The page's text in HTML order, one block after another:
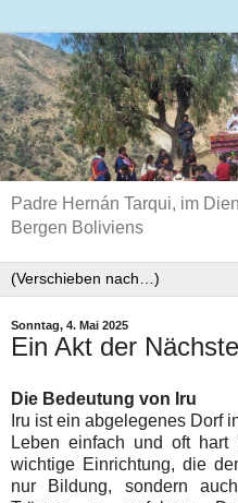
Padre Hernán Tarqui, im
Bergen Boliviens
Sonntag, 4. Mai 2025
Ein Akt der
Die Bedeutung von Iru
Iru ist ein abgelegenes Dorf
Leben einfach und oft
wichtige Einrichtung, die
nur Bildung, sondern